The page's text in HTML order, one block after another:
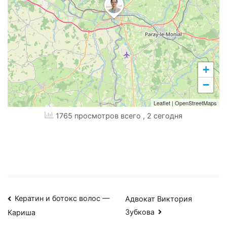
+
−
Leaflet | OpenStreetMaps
1765 просмотров всего , 2 сегодня
Навигация
по
Кератин и ботокс волос —
Кариша
Адвокат Виктория
Зубкова